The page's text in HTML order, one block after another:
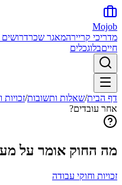
Mojob
מדריכי קריירהמאגר שכרדרושים
חייםבלוגכלים
דף הבית/שאלות ותשובות/
אחר עובדים?
מה החוק אומר על
זכויות וחוקי עבודה